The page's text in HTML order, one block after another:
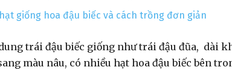
giống hoa đậu biếc và cách trồng đơn giản
trái đậu biếc giống như trái đậu đũa, dài
màu nâu, có nhiều hạt hoa đậu biếc bên